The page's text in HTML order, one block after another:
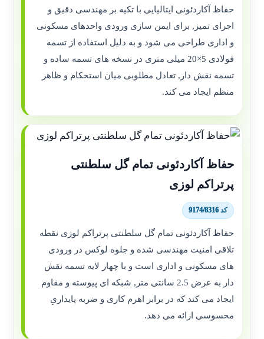
حفاظ آکاردئونی ایتالیایی با تکیه بر مهندسی دقیق و
اجرای تمیز, برای ایمن سازی ورودی واحدهای مسکونی
و اداری طراحی می شود و به دلیل استفاده از تسمه
فولادی 5×20 میلی متری در نسخه های تسمه ساده و
تسمه نقش دار, تعادل مطلوبی میان استحکام و ظاهر
منظم ایجاد می کند.
حفاظ آکاردئونی تمام گل سلطنتی
پرتراکم لوزی
کد 9174/8316
حفاظ آکاردئونی تمام گل سلطنتی پرتراکم لوزی نقطه
تلاقی امنیت مهندسی شده و جلوه لوکس در ورودی
های مسکونی و اداری است و با چهار لایه تسمه نقش
دار به عرض 2.5 سانتی متر, شبکه ای پیوسته و مقاوم
ایجاد می کند که در برابر اهرم کاری و ضربه پایداریِ
محسوسی ارائه می دهد.